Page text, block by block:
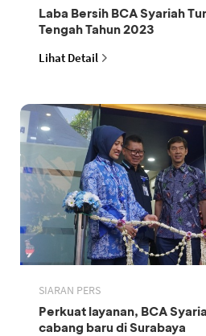
Laba Bersih BCA Syariah
Tengah Tahun 2023
Lihat Detail
SIARAN PERS
Perkuat layanan, BCA
cabang baru di Surabaya